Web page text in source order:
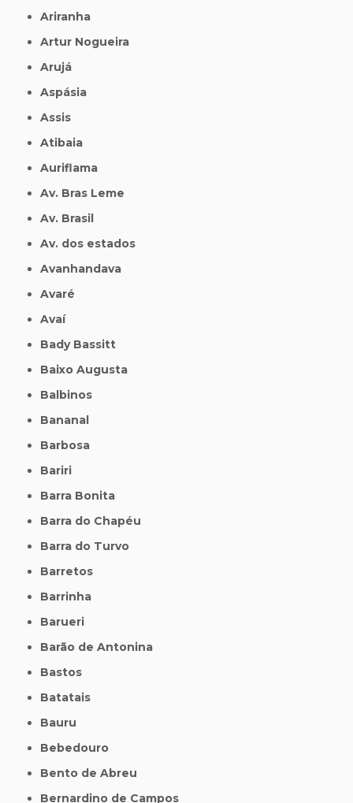
Ariranha
Artur Nogueira
Arujá
Aspásia
Assis
Atibaia
Auriflama
Av. Bras Leme
Av. Brasil
Av. dos estados
Avanhandava
Avaré
Avaí
Bady Bassitt
Baixo Augusta
Balbinos
Bananal
Barbosa
Bariri
Barra Bonita
Barra do Chapéu
Barra do Turvo
Barretos
Barrinha
Barueri
Barão de Antonina
Bastos
Batatais
Bauru
Bebedouro
Bento de Abreu
Bernardino de Campos